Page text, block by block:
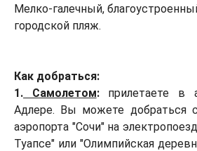
Мелко-галечный,
городской пляж.
Как добраться:
1. Самолетом:прилетаете в
Адлере. Вы можете добраться
аэропорта "Сочи" на
Туапсе" или "Олимпийская